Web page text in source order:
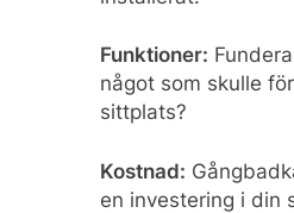
Funktioner:
något som skulle
sittplats?
Kostnad:
en investering i din